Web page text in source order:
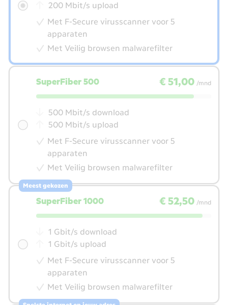
200 Mbit/s upload
Met F-Secure virusscanner voor 5
apparaten
Met Veilig browsen malwarefilter
SuperFiber 500 € 51,00
€ 51,00
per maand /mnd
500 Mbit/s download
500 Mbit/s upload
Met F-Secure virusscanner voor 5
apparaten
Met Veilig browsen malwarefilter
Meest gekozen
SuperFiber 1000 € 52,50
€ 52,50
per maand /mnd
1 Gbit/s download
1 Gbit/s upload
Met F-Secure virusscanner voor 5
apparaten
Met Veilig browsen malwarefilter